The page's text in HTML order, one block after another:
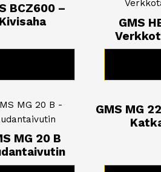
BCZ600 –
Kivisaha
GMS
MG 20 B
GMS MG